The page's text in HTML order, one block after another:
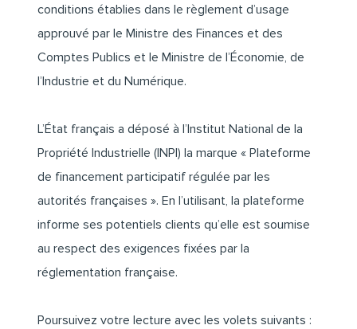
conditions établies dans le règlement d’usage
approuvé par le Ministre des Finances et des
Comptes Publics et le Ministre de l’Économie, de
l’Industrie et du Numérique.
L’État français a déposé à l’Institut National de la
Propriété Industrielle (INPI) la marque « Plateforme
de financement participatif régulée par les
autorités françaises ». En l’utilisant, la plateforme
informe ses potentiels clients qu’elle est soumise
au respect des exigences fixées par la
réglementation française.
Poursuivez votre lecture avec les volets suivants :